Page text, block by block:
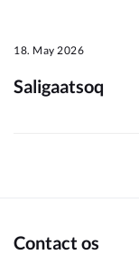
18. May 2026
Saligaatsoq
Contact os